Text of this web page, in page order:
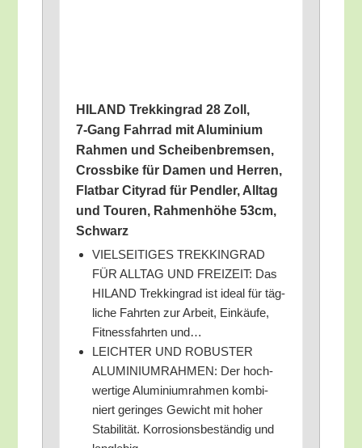
HILAND Trek­king­rad 28 Zoll,
7‑Gang Fahr­rad mit Alu­mi­ni­um
Rah­men und Schei­ben­brem­sen,
Cross­bike für Damen und Her­ren,
Flat­bar City­rad für Pend­ler, All­tag
und Tou­ren, Rah­men­hö­he 53cm,
Schwarz
VIELSEITIGES TREKKINGRAD
FÜR ALLTAG UND FREIZEIT: Das
HILAND Trek­king­rad ist ide­al für täg­
li­che Fahr­ten zur Arbeit, Ein­käu­fe,
Fit­ness­fahr­ten und…
LEICHTER UND ROBUSTER
ALUMINIUMRAHMEN: Der hoch­
wer­ti­ge Alu­mi­ni­um­rah­men kom­bi­
niert gerin­ges Gewicht mit hoher
Sta­bi­li­tät. Kor­ro­si­ons­be­stän­dig und